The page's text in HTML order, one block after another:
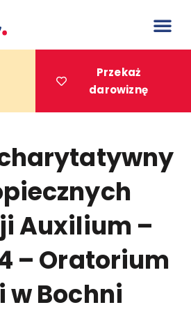
Przekaż
darowiznę
Auxilium –
– Oratorium
w Bochni